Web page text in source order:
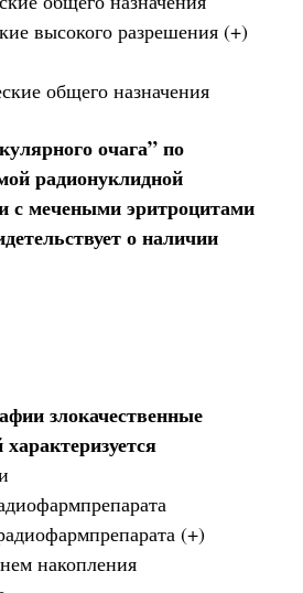
высокого разрешения (+)
общего назначения
очага” по
радионуклидной
с мечеными эритроцитами
о наличии
злокачественные
(+)
накопления